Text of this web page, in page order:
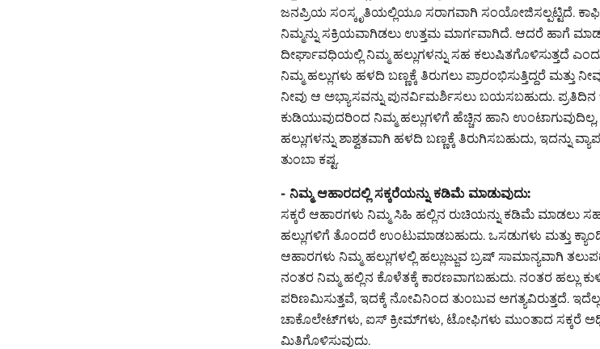
ಜನಪ್ರಿಯ ಸಂಸ್ಕೃತಿಯಲ್ಲಿಯೂ ಸರಾಗವಾಗಿ ಸಂಯೋಜಿಸಲ್ಪಟ್ಟಿದೆ. ಕಾಫಿ
ನಿಮ್ಮನ್ನು ಸಕ್ರಿಯವಾಗಿಡಲು ಉತ್ತಮ ಮಾರ್ಗವಾಗಿದೆ. ಆದರೆ ಹಾಗೆ
ದೀರ್ಘಾವಧಿಯಲ್ಲಿ ನಿಮ್ಮ ಹಲ್ಲುಗಳನ್ನು ಸಹ ಕಲುಷಿತಗೊಳಿಸುತ್ತದೆ
ನಿಮ್ಮ ಹಲ್ಲುಗಳು ಹಳದಿ ಬಣ್ಣಕ್ಕೆ ತಿರುಗಲು ಪ್ರಾರಂಭಿಸುತ್ತಿದ್ದರೆ ಮತ್ತು
ನೀವು ಆ ಅಭ್ಯಾಸವನ್ನು ಪುನರ್ವಿಮರ್ಶಿಸಲು ಬಯಸಬಹುದು.
ಕುಡಿಯುವುದರಿಂದ ನಿಮ್ಮ ಹಲ್ಲುಗಳಿಗೆ ಹೆಚ್ಚಿನ ಹಾನಿ
ಹಲ್ಲುಗಳನ್ನು ಶಾಶ್ವತವಾಗಿ ಹಳದಿ ಬಣ್ಣಕ್ಕೆ ತಿರುಗಿಸಬಹುದು, ಇದನ್ನು
ತುಂಬಾ ಕಷ್ಟ.
- ನಿಮ್ಮ ಆಹಾರದಲ್ಲಿ ಸಕ್ಕರೆಯನ್ನು ಕಡಿಮೆ ಮಾಡುವುದು:
ಸಕ್ಕರೆ ಆಹಾರಗಳು ನಿಮ್ಮ ಸಿಹಿ ಹಲ್ಲಿನ ರುಚಿಯನ್ನು ಕಡಿಮೆ ಮಾಡಲು
ಹಲ್ಲುಗಳಿಗೆ ತೊಂದರೆ ಉಂಟುಮಾಡಬಹುದು. ಒಸಡುಗಳು ಮತ್ತು
ಆಹಾರಗಳು ನಿಮ್ಮ ಹಲ್ಲುಗಳಲ್ಲಿ ಹಲ್ಲುಜ್ಜುವ ಬ್ರಷ್ ಸಾಮಾನ್ಯವಾಗಿ
ನಂತರ ನಿಮ್ಮ ಹಲ್ಲಿನ ಕೊಳೆತಕ್ಕೆ ಕಾರಣವಾಗಬಹುದು. ನಂತರ ಹಲ್ಲು
ಪರಿಣಮಿಸುತ್ತವೆ, ಇದಕ್ಕೆ ನೋವಿನಿಂದ ತುಂಬುವ ಅಗತ್ಯವಿರುತ್ತದೆ.
ಚಾಕೊಲೇಟ್‌ಗಳು, ಐಸ್ ಕ್ರೀಮ್‌ಗಳು, ಟೋಫಿಗಳು ಮುಂತಾದ ಸಕ್ಕರೆ
ಮಿತಿಗೊಳಿಸುವುದು.